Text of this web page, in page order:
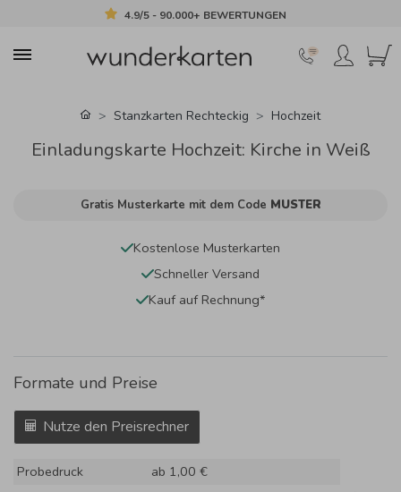
4.9/5 - 90.000+ BEWERTUNGEN
Stanzkarten Rechteckig Hochzeit
Einladungskarte Hochzeit: Kirche in Weiß
Gratis Musterkarte mit dem Code MUSTER
Kostenlose Musterkarten
Schneller Versand
Kauf auf Rechnung*
Formate und Preise
Nutze den Preisrechner
Probedruck
ab 1,00 €